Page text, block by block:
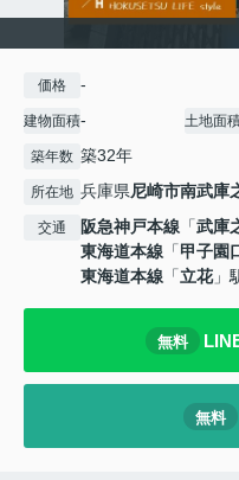
価格 -
建物面積- 土地面
築年数 築32年
所在地 兵庫県尼崎市南武庫
交通 阪急神戸本線 「武庫
東海道本線 「甲子園
東海道本線 「立花」
無料
無料